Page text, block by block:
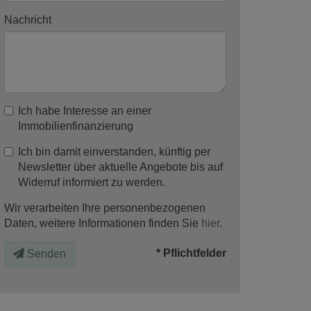
Nachricht
Ich habe Interesse an einer
Immobilienfinanzierung
Ich bin damit einverstanden, künftig per
Newsletter über aktuelle Angebote bis auf
Widerruf informiert zu werden.
Wir verarbeiten Ihre personenbezogenen
Daten, weitere Informationen finden Sie hier.
Senden * Pflichtfelder